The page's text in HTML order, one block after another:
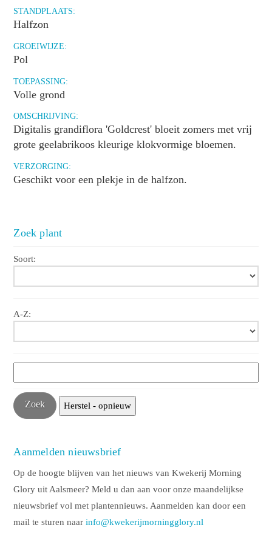
STANDPLAATS:
Halfzon
GROEIWIJZE:
Pol
TOEPASSING:
Volle grond
OMSCHRIJVING:
Digitalis grandiflora 'Goldcrest' bloeit zomers met vrij
grote geelabrikoos kleurige klokvormige bloemen.
VERZORGING:
Geschikt voor een plekje in de halfzon.
Zoek plant
Soort:
A-Z:
Aanmelden nieuwsbrief
Op de hoogte blijven van het nieuws van Kwekerij Morning
Glory uit Aalsmeer? Meld u dan aan voor onze maandelijkse
nieuwsbrief vol met plantennieuws. Aanmelden kan door een
mail te sturen naarinfo@kwekerijmorningglory.nl